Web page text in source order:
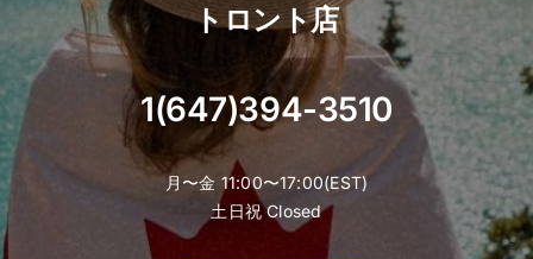
トロント店
1(647)394-3510
月〜金 11:00〜17:00(EST)
土日祝 Closed